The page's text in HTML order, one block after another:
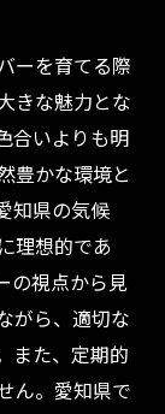
ーを育てる際
きな魅力とな
合いよりも明
豊かな環境と
知県の気候
理想的であ
の視点から見
がら、適切な
また、定期的
ん。愛知県で